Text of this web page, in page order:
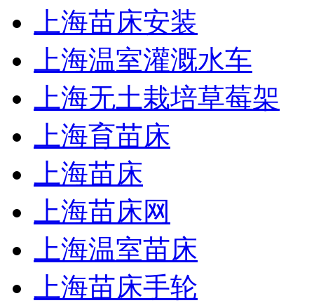
上海苗床安装
上海温室灌溉水车
上海无土栽培草莓架
上海育苗床
上海苗床
上海苗床网
上海温室苗床
上海苗床手轮